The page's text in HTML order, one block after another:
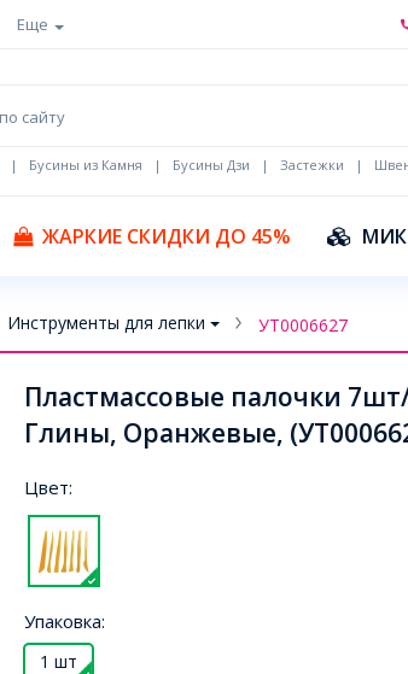
Еще
| Бусины из Камня | Бусины Дзи | Застежки |
ЖАРКИЕ СКИДКИ ДО 45%
Инструменты для лепки УТ0006627
Пластмассовые палочки
Глины, Оранжевые,
Цвет:
Упаковка:
1 шт